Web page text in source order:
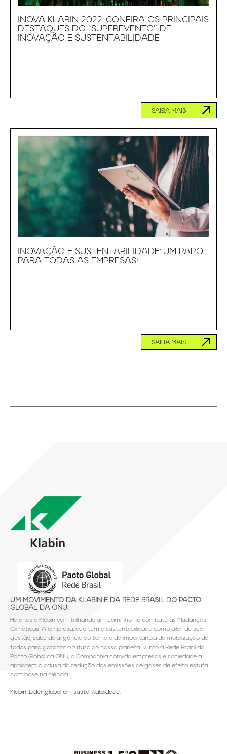
INOVA KLABIN 2022: CONFIRA OS PRINCIPAIS
DESTAQUES DO “SUPEREVENTO” DE
INOVAÇÃO E SUSTENTABILIDADE
SAIBA MAIS
INOVAÇÃO E SUSTENTABILIDADE: UM PAPO
PARA TODAS AS EMPRESAS!
SAIBA MAIS
UM MOVIMENTO DA KLABIN E DA REDE BRASIL DO PACTO
GLOBAL DA ONU.
Há anos a Klabin vem trilhando um caminho no combate às Mudanças
Climáticas. A empresa, que tem a sustentabilidade como pilar de sua
gestão, sabe da urgência do tema e da importância da mobilização de
todos para garantir o futuro do nosso planeta. Junto à Rede Brasil do
Pacto Global da ONU, a Companhia convida empresas e sociedade a
apoiarem a causa da redução das emissões de gases de efeito estufa
com base na ciência.
Klabin. Líder global em sustentabilidade.